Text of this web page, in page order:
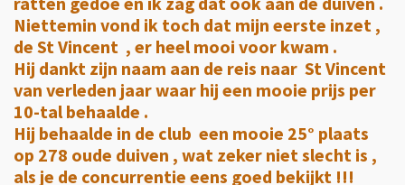
Niettemin vond ik toch dat mijn eerste inzet ,
de St Vincent , er heel mooi voor kwam .
Hij dankt zijn naam aan de reis naar St Vincent
van verleden jaar waar hij een mooie prijs per
10-tal behaalde .
Hij behaalde in de club een mooie 25° plaats
op 278 oude duiven , wat zeker niet slecht is ,
als je de concurrentie eens goed bekijkt !!!